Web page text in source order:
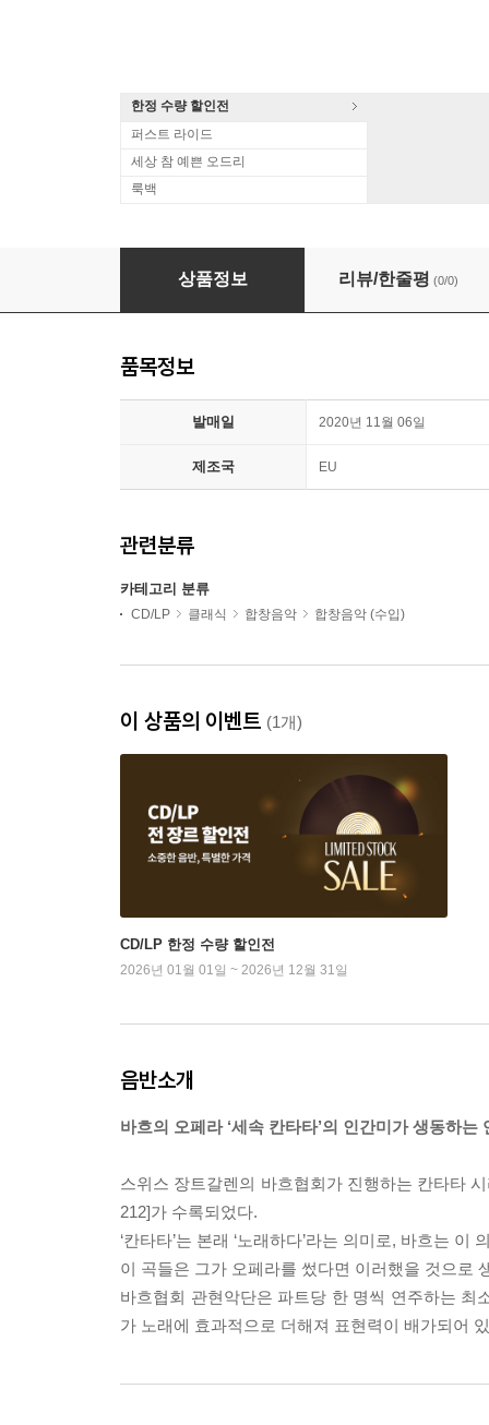
한정 수량 할인전
퍼스트 라이드
세상 참 예쁜 오드리
룩백
Rudolf Lutz 바흐: 칸타타 32집 (Bach:
상품정보 리뷰/한줄평 (0/0)
품목정보
발매일 2020년 11월 06일
제조국 EU
관련분류
카테고리 분류
CD/LP 클래식 합창음악 합창음악 (수입)
이 상품의 이벤트 (1개)
CD/LP 한정 수량 할인전
2026년 01월 01일 ~ 2026년 12월 31일
음반소개
바흐의 오페라 ‘세속 칸타타’의 인간미가 생동하는
스위스 장트갈렌의 바흐협회가 진행하는 칸타타
212]가 수록되었다.
‘칸타타’는 본래 ‘노래하다’라는 의미로, 바흐는
이 곡들은 그가 오페라를 썼다면 이러했을 것으로
바흐협회 관현악단은 파트당 한 명씩 연주하는
가 노래에 효과적으로 더해져 표현력이 배가되어